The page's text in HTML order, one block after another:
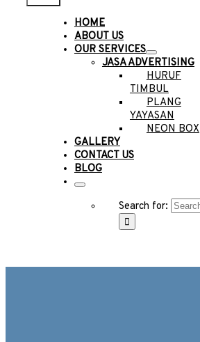
HOME
ABOUT US
OUR SERVICES
JASA ADVERTISING
HURUF
TIMBUL
PLANG
YAYASAN
NEON BOX
GALLERY
CONTACT US
BLOG
Search for: